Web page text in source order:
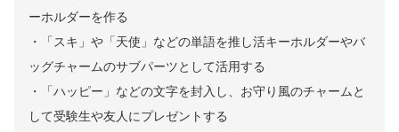
ーホルダーを作る
・「スキ」や「天使」などの単語を推し活キーホルダーやバ
ッグチャームのサブパーツとして活用する
・「ハッピー」などの文字を封入し、お守り風のチャームと
して受験生や友人にプレゼントする